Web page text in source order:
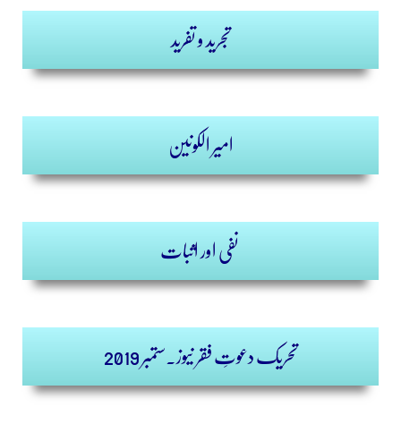
تجرید و تفرید
امیر الکونین
نفی اور اثبات
تحریک دعوتِ فقر نیوز.ستمبر 2019